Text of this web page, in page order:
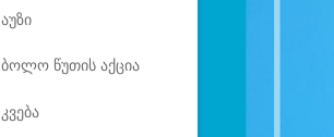
აუზი
ბოლო წუთის აქცია
კვება